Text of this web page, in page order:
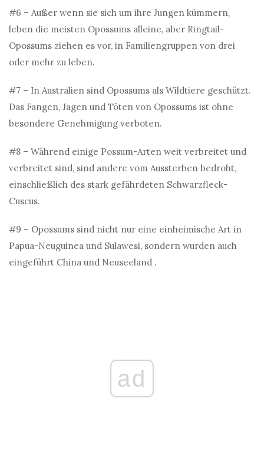
#6 – Außer wenn sie sich um ihre Jungen kümmern,
leben die meisten Opossums alleine, aber Ringtail-
Opossums ziehen es vor, in Familiengruppen von drei
oder mehr zu leben.
#7 – In Australien sind Opossums als Wildtiere geschützt.
Das Fangen, Jagen und Töten von Opossums ist ohne
besondere Genehmigung verboten.
#8 – Während einige Possum-Arten weit verbreitet und
verbreitet sind, sind andere vom Aussterben bedroht,
einschließlich des stark gefährdeten Schwarzfleck-
Cuscus.
#9 – Opossums sind nicht nur eine einheimische Art in
Papua-Neuguinea und Sulawesi, sondern wurden auch
eingeführt China und Neuseeland .
ad